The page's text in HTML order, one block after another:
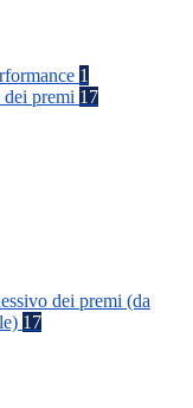
1
premi 17
dei premi (da
17